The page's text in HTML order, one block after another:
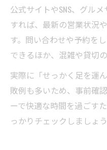
公式サイトやSNS、グル
すれば、最新の営業状況
す。問い合わせや予約を
できるほか、混雑や貸切
実際に「せっかく足を運
敗例も多いため、事前確
ーで快適な時間を過ごす
っかりチェックしましょう